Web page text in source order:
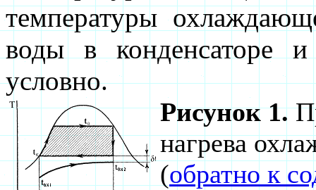
температуры
воды в конденсаторе
условно.
Рисунок 1.
нагрева
(обратно к